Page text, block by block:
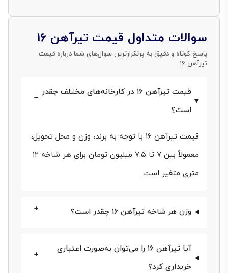
استانداردهای تولید، وزن هر شاخه، برند تولیدکننده و
هزینه‌های لجستیک بستگی دارد.
در پروژه‌های ساختمانی و صنعتی است که با
استانداردهای روز اروپا و ایران تولید می‌شود. این تیرآهن
به‌دلیل مقاومت بالا در برابر بارهای خمشی و برشی،
گزینه‌ای مناسب برای ساخت ستون، تیر، خرپا و حتی
درگاه‌های ساختمانی محسوب می‌شود. با وزن تقریبی هر
خرید تیرآهن ۱۶ برای بسیاری از سازندگان و پیمانکاران
هزینه نهایی سازه خواهد داشت.
سوالات متداول قیمت تیرآهن ۱۶
پاسخ کوتاه و دقیق به پرتکرارترین سوال‌های شما درباره قیمت
تیرآهن ۱۶.
قیمت تیرآهن ۱۶ در کارخانه‌های مختلف چقدر
است؟
قیمت تیرآهن ۱۶ با توجه به برند، وزن و محل تحویل،
معمولاً بین ۷ تا ۷.۵ میلیون تومان برای هر شاخه ۱۲
متری متغیر است.
وزن هر شاخه تیرآهن ۱۶ چقدر است؟
آیا تیرآهن ۱۶ را می‌توان به‌صورت اعتباری
خریداری کرد؟